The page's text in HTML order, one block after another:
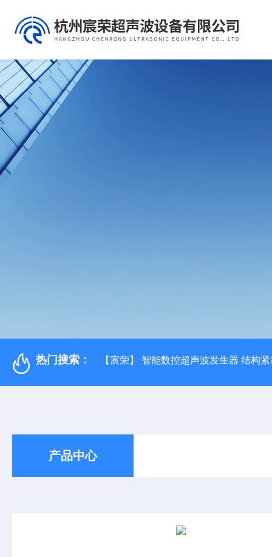
热门搜索： 【宸荣】 智能数控超声波发生器 结构
产品中心